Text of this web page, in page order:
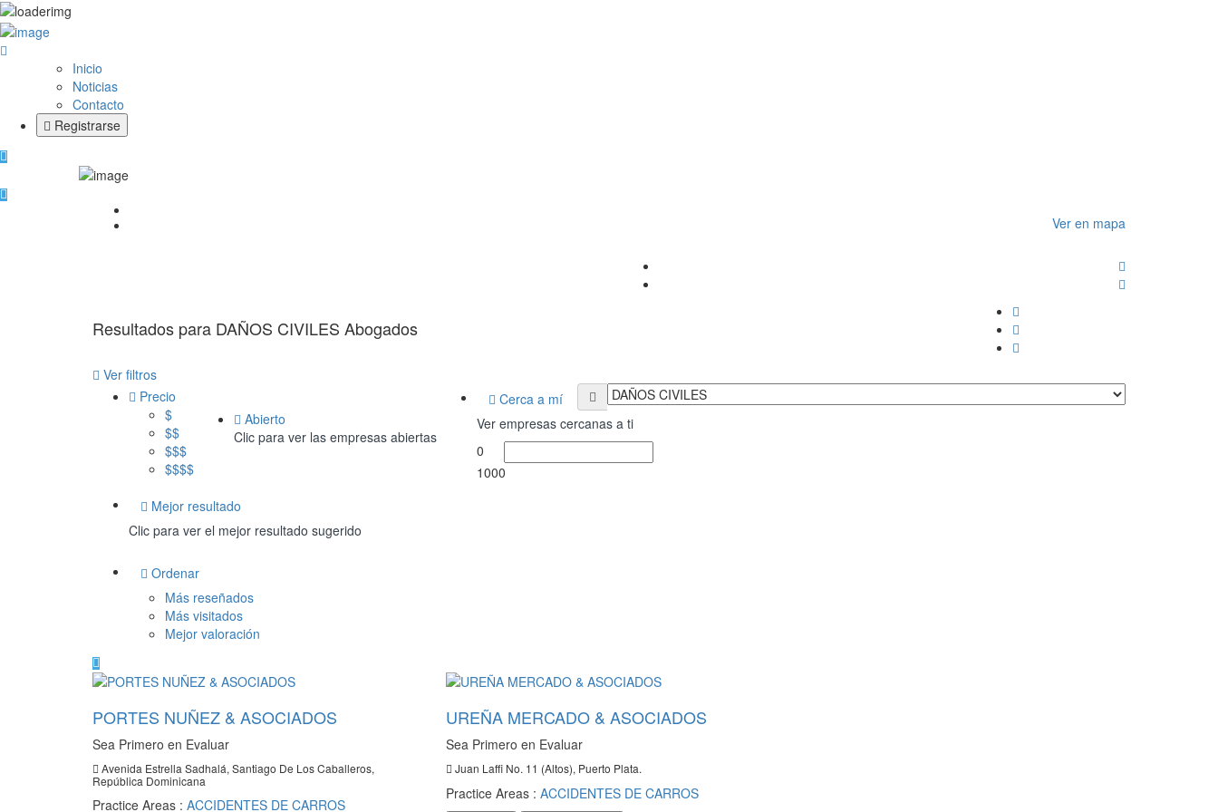
Inicio
Noticias
Contacto
Registrarse
Ver en mapa
Resultados para DAÑOS CIVILES Abogados
Ver filtros
Precio
$
$$
$$$
$$$$
Abierto
Clic para ver las empresas abiertas
Cerca a mí
Ver empresas cercanas a ti
0
1000
Mejor resultado
Clic para ver el mejor resultado sugerido
Ordenar
Más reseñados
Más visitados
Mejor valoración
PORTES NUÑEZ & ASOCIADOS
Sea Primero en Evaluar
Avenida Estrella Sadhalá, Santiago De Los Caballeros,
República Dominicana
Practice Areas : ACCIDENTES DE CARROS
UREÑA MERCADO & ASOCIADOS
Sea Primero en Evaluar
Juan Laffi No. 11 (Altos), Puerto Plata.
Practice Areas : ACCIDENTES DE CARROS